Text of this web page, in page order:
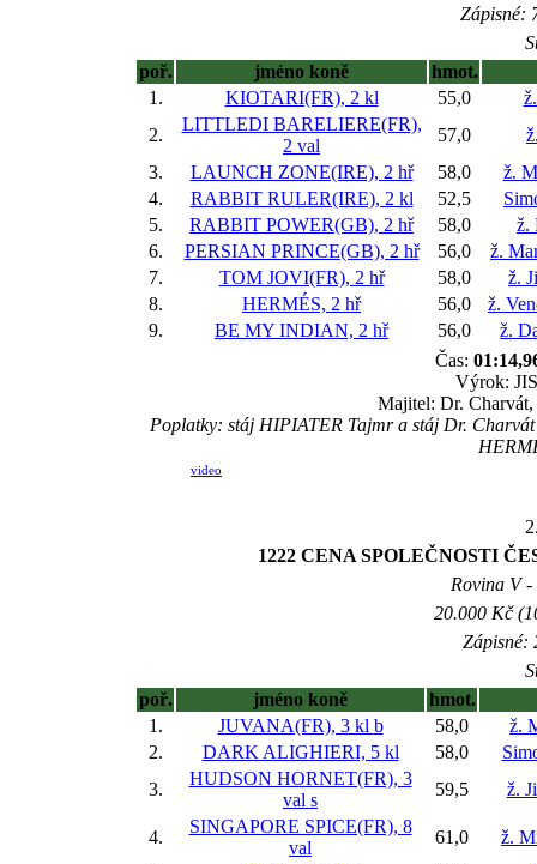
Zápisné:
poř.
jméno koně
hmot.
1.
KIOTARI(FR), 2 kl 55,0
2.
LITTLEDI BARELIERE(FR),
2 val
57,0
3.
LAUNCH ZONE(IRE), 2 hř 58,0
ž.
4.
RABBIT RULER(IRE), 2 kl 52,5
5.
RABBIT POWER(GB), 2 hř 58,0
ž.
6.
PERSIAN PRINCE(GB), 2 hř 56,0
ž.
7.
TOM JOVI(FR), 2 hř 58,0
ž.
8.
HERMÉS, 2 hř 56,0
ž.
9.
BE MY INDIAN, 2 hř 56,0
ž.
Čas:
Výrok:
Majitel: Dr.
Poplatky: stáj HIPIATER Tajmr a stáj Dr.
video
1222 CENA SPOLEČNOSTI
Rovina V
20.000 Kč
Zápisné:
poř.
jméno koně
hmot.
1.
JUVANA(FR), 3 kl b 58,0
ž.
2.
DARK ALIGHIERI, 5 kl 58,0
3.
HUDSON HORNET(FR), 3
val s
59,5 ž.
4.
SINGAPORE SPICE(FR), 8
val
61,0
ž.